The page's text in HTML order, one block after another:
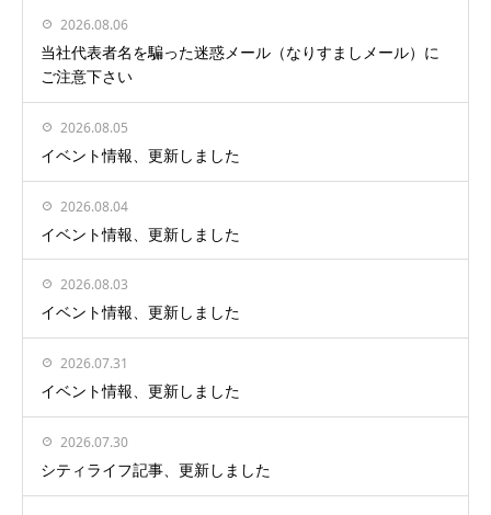
2026.08.06
当社代表者名を騙った迷惑メール（なりすましメール）に
ご注意下さい
2026.08.05
イベント情報、更新しました
2026.08.04
イベント情報、更新しました
2026.08.03
イベント情報、更新しました
2026.07.31
イベント情報、更新しました
2026.07.30
シティライフ記事、更新しました